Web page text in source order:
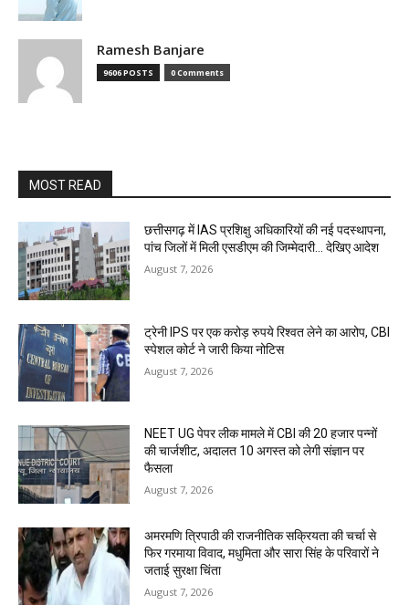
Ramesh Banjare
9606 POSTS 0 Comments
MOST READ
छत्तीसगढ़ में IAS प्रशिक्षु अधिकारियों की नई पदस्थापना,
पांच जिलों में मिली एसडीएम की जिम्मेदारी... देखिए आदेश
August 7, 2026
ट्रेनी IPS पर एक करोड़ रुपये रिश्वत लेने का आरोप, CBI
स्पेशल कोर्ट ने जारी किया नोटिस
August 7, 2026
NEET UG पेपर लीक मामले में CBI की 20 हजार पन्नों
की चार्जशीट, अदालत 10 अगस्त को लेगी संज्ञान पर
फैसला
August 7, 2026
अमरमणि त्रिपाठी की राजनीतिक सक्रियता की चर्चा से
फिर गरमाया विवाद, मधुमिता और सारा सिंह के परिवारों ने
जताई सुरक्षा चिंता
August 7, 2026